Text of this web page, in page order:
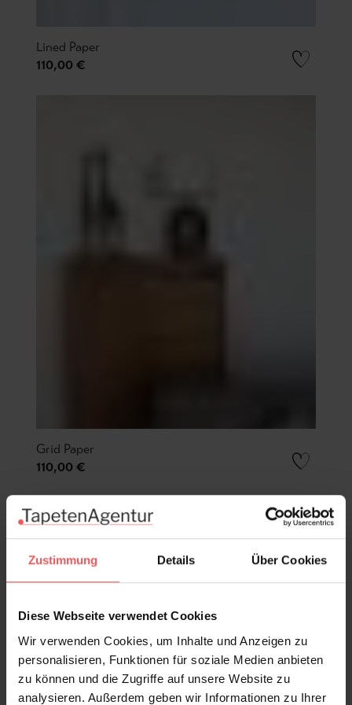
Zustimmung Details Über Cookies
Diese Webseite verwendet Cookies
Wir verwenden Cookies, um Inhalte und Anzeigen zu
personalisieren, Funktionen für soziale Medien anbieten
zu können und die Zugriffe auf unsere Website zu
analysieren. Außerdem geben wir Informationen zu Ihrer
Lined Paper
110,00 €
Grid Paper
110,00 €